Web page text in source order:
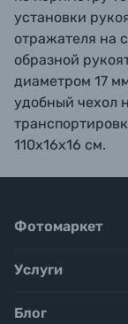
установки
отражателя на
образной
диаметром 17
удобный чехол
110х16х16 см.
Фотомаркет
Услуги
Блог